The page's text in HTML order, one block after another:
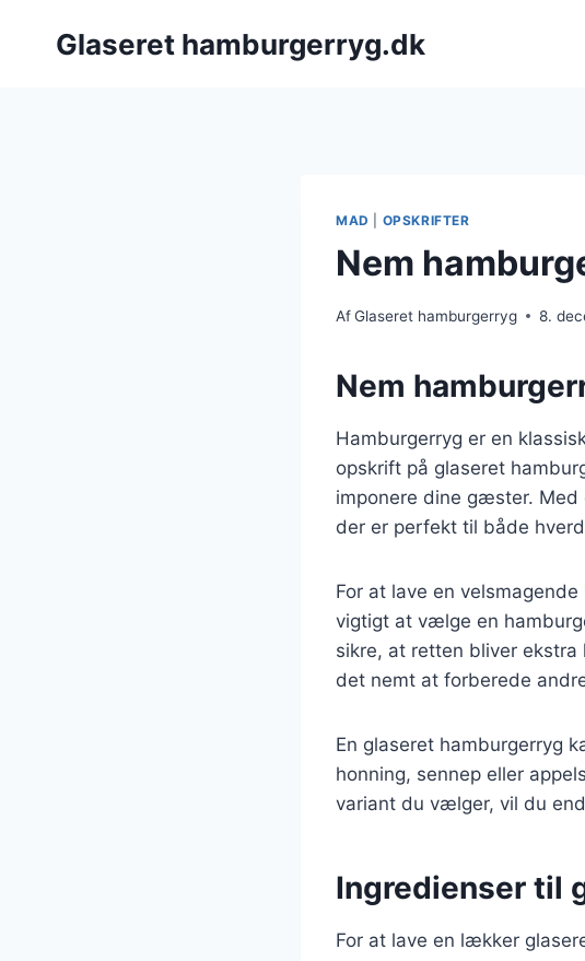
Glaseret hamburgerryg.dk
MAD OPSKRIFTER
Nem
AfGlaseret hamburgerryg 8.
Nem
Hamburgerryg er en
opskrift på glaseret
imponere dine gæster.
der er perfekt til både
For at lave en
vigtigt at vælge en
sikre, at retten bliver
det nemt at forberede
En glaseret hamburgerryg
honning, sennep eller
variant du vælger, vil du
Ingredienser til
For at lave en lækker